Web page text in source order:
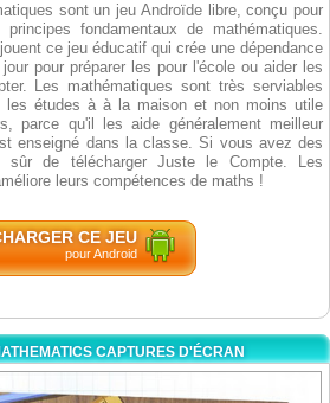
sont un jeu Androïde libre, conçu pour
fondamentaux de mathématiques.
ce jeu éducatif qui crée une dépendance
pour préparer les pour l'école ou aider les
Les mathématiques sont très serviables
les études à à la maison et non moins utile
parce qu'il les aide généralement meilleur
enseigné dans la classe. Si vous avez des
de télécharger Juste le Compte. Les
leurs compétences de maths !
CE JEU
pour Android
CAPTURES D'ÉCRAN